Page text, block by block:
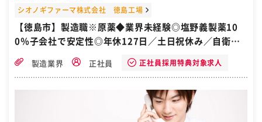
シオノギファーマ株式会社 徳島工場
【徳島市】製造職※原薬◆業界未経験◎塩野義製薬10
0％子会社で安定性◎年休127日／土日祝休み／自衛隊
製造業界 正社員 正社員採用特典対象求人